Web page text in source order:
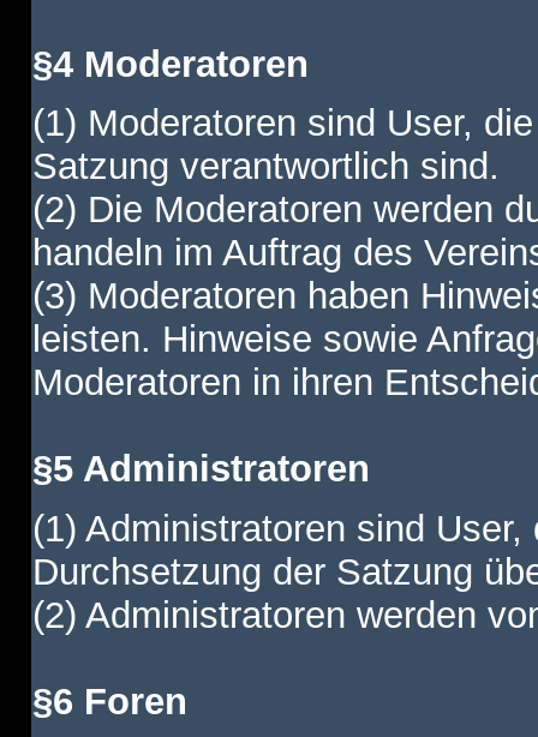
§4 Moderatoren
(1) Moderatoren sind User,
Satzung verantwortlich sind.
(2) Die Moderatoren werden
handeln im Auftrag des
(3) Moderatoren haben
leisten. Hinweise sowie
Moderatoren in ihren
§5 Administratoren
(1) Administratoren sind
Durchsetzung der Satzung
(2) Administratoren werden
§6 Foren